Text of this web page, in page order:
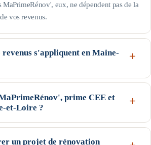
eux, ne dépendent pas de la
vos revenus.
revenus s'appliquent en Maine-
Île-de-France : pour une personne seule, le
va jusqu'à 17 363 € de revenu fiscal de
22 259 € et le Violet jusqu'à 31 185 € ;
plafonds augmentent avec la taille du foyer
prime CEE et
et-Loire ?
nationaux sont cumulables sur un même
d'éligibilité : MaPrimeRénov' et la prime CEE
un projet de rénovation